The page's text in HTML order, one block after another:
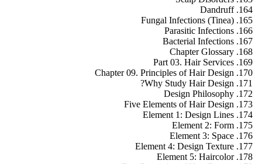
Dandruff
Fungal Infections (Tinea)
Parasitic Infections
Bacterial Infections
Chapter Glossary
Part 03. Hair Services
Chapter 09. Principles of Hair Design
Why Study Hair Design?
Design Philosophy
Five Elements of Hair Design
Element 1: Design Lines
Element 2: Form
Element 3: Space
Element 4: Design Texture
Element 5: Haircolor